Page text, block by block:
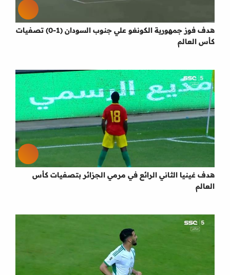
هدف فوز جمهورية الكونغو علي جنوب السودان (1-0) تصفيات
كأس العالم
هدف غينيا الثاني الرائع في مرمي الجزائر بتصفيات كأس
العالم